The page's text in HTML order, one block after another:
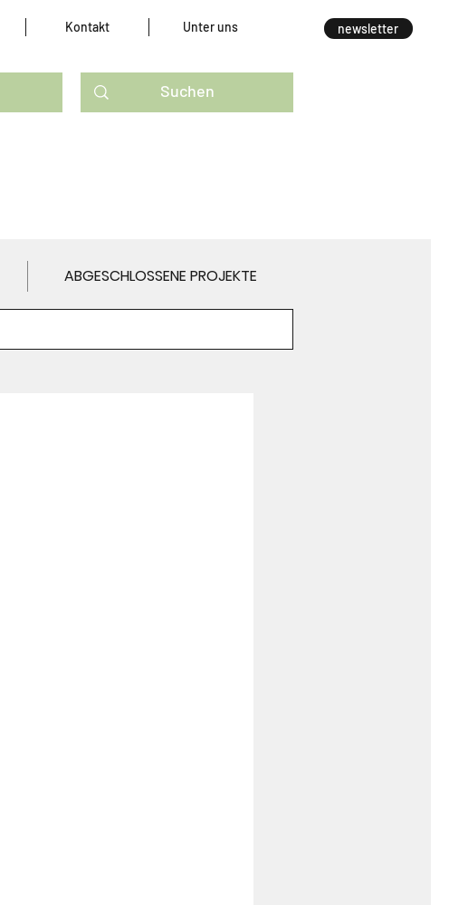
Kontakt Unter uns newsletter
ABGESCHLOSSENE PROJEKTE